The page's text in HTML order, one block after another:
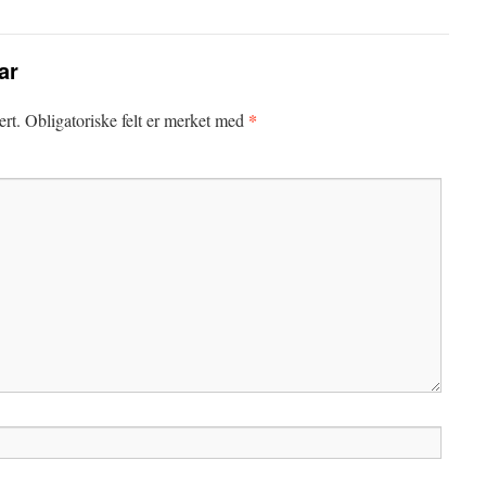
Obligatoriske felt er merket med *